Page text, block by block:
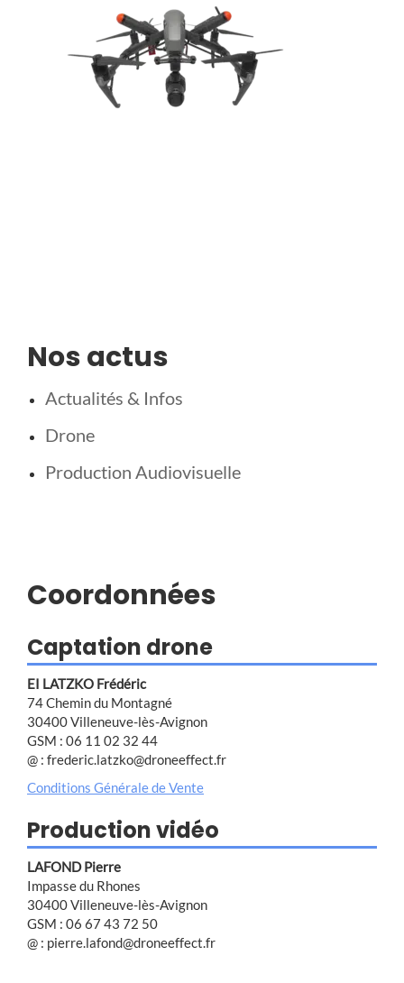
Nos actus
Actualités & Infos
Drone
Production Audiovisuelle
Coordonnées
Captation drone
EI LATZKO Frédéric
74 Chemin du Montagné
30400 Villeneuve-lès-Avignon
GSM : 06 11 02 32 44
@ : frederic.latzko@droneeffect.fr
Conditions Générale de Vente
Production vidéo
LAFOND Pierre
Impasse du Rhones
30400 Villeneuve-lès-Avignon
GSM : 06 67 43 72 50
@ : pierre.lafond@droneeffect.fr